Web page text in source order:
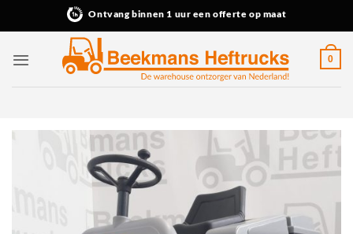
Ontvang binnen 1 uur een offerte op maat
0